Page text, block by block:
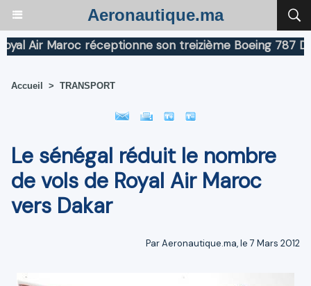
Aeronautique.ma
Air Maroc réceptionne son treizième Boeing 787
Accueil > TRANSPORT
Le sénégal réduit le nombre
de vols de Royal Air Maroc
vers Dakar
Par Aeronautique.ma, le 7 Mars 2012